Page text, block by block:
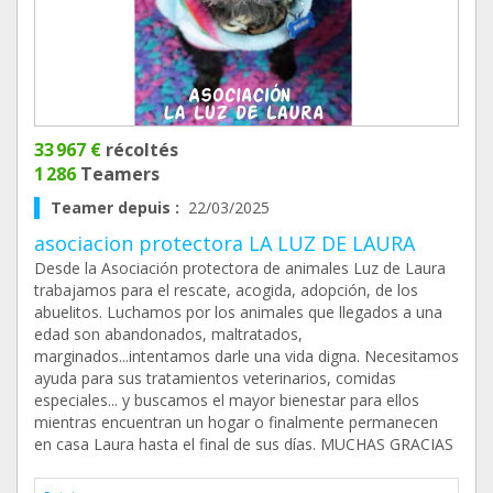
33 967 € récoltés
1 286 Teamers
Teamer depuis : 22/03/2025
asociacion protectora LA LUZ DE LAURA
Desde la Asociación protectora de animales Luz de Laura
trabajamos para el rescate, acogida, adopción, de los
abuelitos. Luchamos por los animales que llegados a una
edad son abandonados, maltratados,
marginados...intentamos darle una vida digna. Necesitamos
ayuda para sus tratamientos veterinarios, comidas
especiales... y buscamos el mayor bienestar para ellos
mientras encuentran un hogar o finalmente permanecen
en casa Laura hasta el final de sus días. MUCHAS GRACIAS